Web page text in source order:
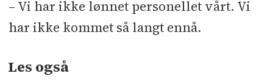
– Vi har ikke lønnet personellet vårt. Vi
har ikke kommet så langt ennå.
Les også